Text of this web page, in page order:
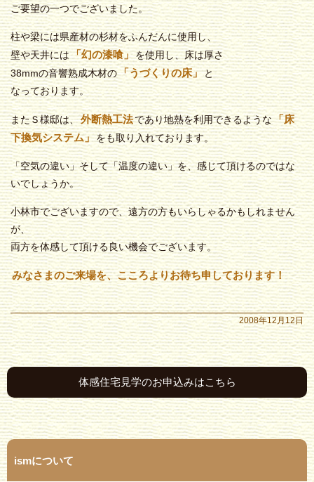
ご要望の一つでございました。
柱や梁には県産材の杉材をふんだんに使用し、
壁や天井には「幻の漆喰」を使用し、床は厚さ
38mmの音響熟成木材の「うづくりの床」と
なっております。
またＳ様邸は、外断熱工法であり地熱を利用できるような「床
下換気システム」をも取り入れております。
「空気の違い」そして「温度の違い」を、感じて頂けるのではな
いでしょうか。
小林市でございますので、遠方の方もいらしゃるかもしれません
が、
両方を体感して頂ける良い機会でございます。
みなさまのご来場を、こころよりお待ち申しております！
2008年12月12日
体感住宅見学のお申込みはこちら
ismについて